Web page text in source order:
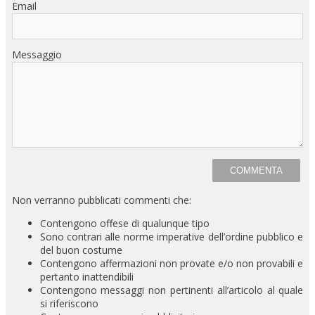
Email
Messaggio
Non verranno pubblicati commenti che:
Contengono offese di qualunque tipo
Sono contrari alle norme imperative dell’ordine pubblico e
del buon costume
Contengono affermazioni non provate e/o non provabili e
pertanto inattendibili
Contengono messaggi non pertinenti all’articolo al quale
si riferiscono